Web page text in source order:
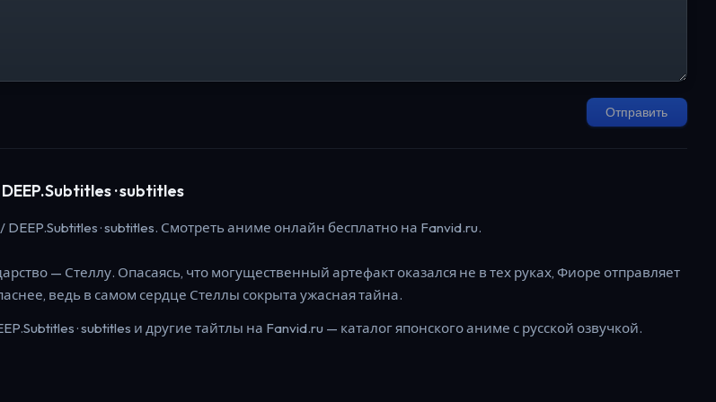
Отправить
· subtitles
· subtitles. Смотреть аниме онлайн бесплатно на Fanvid.ru.
— Стеллу. Опасаясь, что могущественный артефакт оказался не в тех руках, Фиоре отправляет
ведь в самом сердце Стеллы сокрыта ужасная тайна.
· subtitles и другие тайтлы на Fanvid.ru — каталог японского аниме с русской озвучкой.